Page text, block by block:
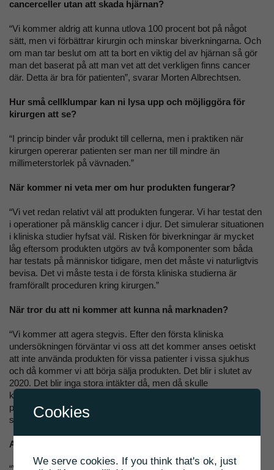
cancerceller utan att skada hjärnan?
“Vi kommer aldrig att kunna utlova 100 procent bot på något
sätt, men vi förbättrar kirurgin och minskar biverkningarna. Och
om man tar beslut om att ta bort en viktig del av hjärnan så gör
man det baserat på att man vet att det verkligen finns cancer
där. Detta är bra för patienten”, svarar Morten Albrechtsen.
Hur små cellklumpar kan ni lysa upp och möjliggöra för
kirurgen att se?
“I princip binder vår produkt till cellerna, men i praktiken när
kirurgen opererar patienten ser man ner till mindre än
millimeterstorlek på vävnaden.”
När kommer ni veta mer om hur produkten fungerar?
“Vi vet redan relativt väl att produkten fungerar. Vi har testat den
i operationer på mänsklig cancer i djur. Det simulerar situationen
i kliniska studier hyfsat väl. Risken för biverkningar är mycket
låg eftersom produkten utgörs av två komponenter som båda
har testats på människor tidigare, men det måste vi naturligtvis
bevisa. Det vi måste testa i de första kliniska studierna är
framförallt proceduren kring kirurgen.”
När tror du att ni kommer att kunna nå marknaden?
“Vi kommer att agera stegvis. Efter den första kliniska
undersökningen förväntar vi oss att det kommer anses oetiskt
att inte använda produkten för vissa patienter i vissa sjukhus
och då kommer vi att börja sälja produkten. Det blir i slutet av
2020. Det blir inga stora intäkter då, men då skulle
kommersialiseringen starta. Den bredare användningen av
produkten väntas under 2022 eller 2023, beroende på hur
studierna går och vilken feedback vi får från myndigheterna.”
Avser ni sälja produkten själva eller via partners?
Cookies
We serve cookies. If you think that's ok, just